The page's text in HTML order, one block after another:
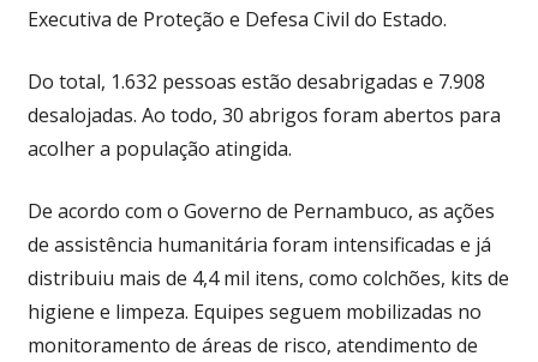
Executiva de Proteção e Defesa Civil do Estado.
Do total, 1.632 pessoas estão desabrigadas e 7.908
desalojadas. Ao todo, 30 abrigos foram abertos para
acolher a população atingida.
De acordo com o Governo de Pernambuco, as ações
de assistência humanitária foram intensificadas e já
distribuiu mais de 4,4 mil itens, como colchões, kits de
higiene e limpeza. Equipes seguem mobilizadas no
monitoramento de áreas de risco, atendimento de